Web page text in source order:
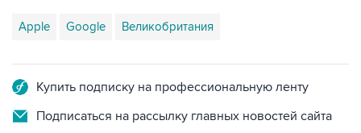
Подписаться на рассылку главных новостей сайта
Получать оперативные новости в официальном